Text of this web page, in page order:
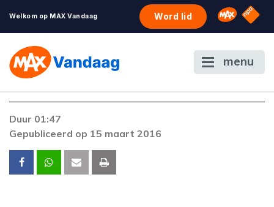
Welkom op MAX Vandaag Word lid Omroep
NPO
menu
Duur 01:47
Gepubliceerd op 15 maart 2016